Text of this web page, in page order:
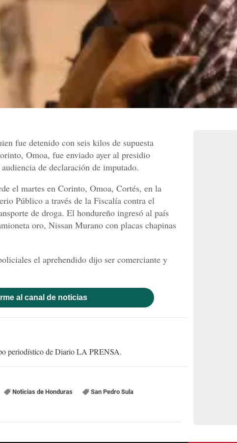
fue detenido con seis kilos de supuesta
Omoa, fue enviado ayer al presidio
de declaración de imputado.
el martes en Corinto, Omoa, Cortés, en la
Público a través de la Fiscalía contra el
de droga. El hondureño ingresó al país
oro, Nissan Murano con placas chapinas
el aprehendido dijo ser comerciante y
al canal de noticias
periodístico de Diario LA PRENSA.
Noticias de Honduras
San Pedro Sula